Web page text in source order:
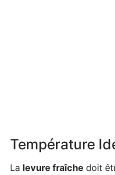
Température
La levure fraîche doit